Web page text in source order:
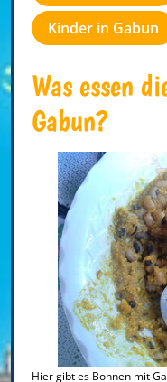
Kinder in Gabun
Was essen
Gabun?
Hier gibt es Bohnen mit